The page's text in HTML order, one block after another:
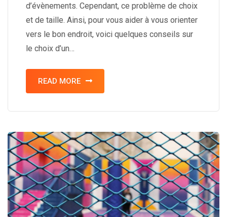
d’évènements. Cependant, ce problème de choix
et de taille. Ainsi, pour vous aider à vous orienter
vers le bon endroit, voici quelques conseils sur
le choix d’un…
READ MORE